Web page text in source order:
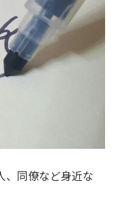
、同僚など身近な